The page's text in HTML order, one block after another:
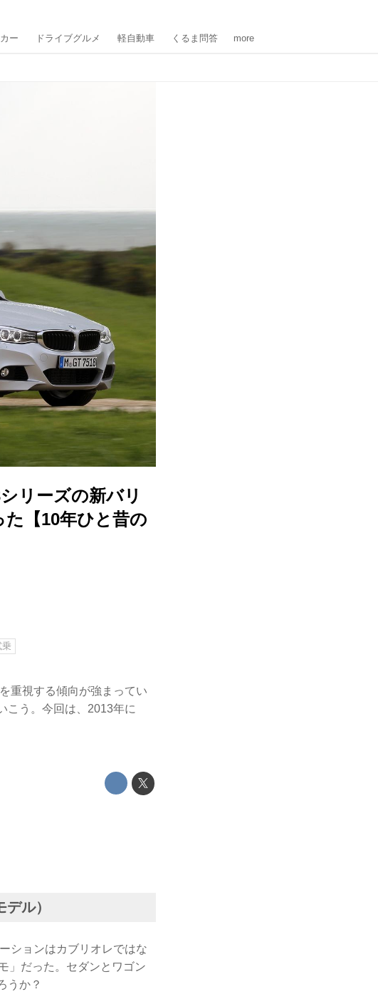
ー ドライブグルメ 軽自動車 くるま問答 more
リーズの新バリ
【10年ひと昔の
乗
重視する傾向が強まってい
こう。今回は、2013年に
ル）
ションはカブリオレではな
」だった。セダンとワゴン
うか？